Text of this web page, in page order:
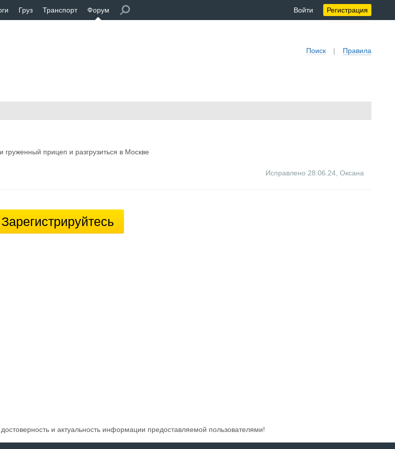
Груз Транспорт Форум Войти Регистрация
Поиск | Правила
груженный прицеп и разгрузиться в Москве
Исправлено 28.06.24 Оксана
Зарегистрируйтесь
и актуальность информации предоставляемой пользователями!